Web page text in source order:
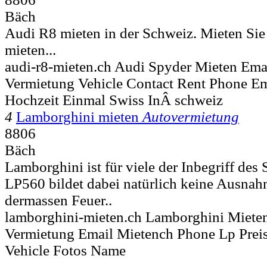
Bäch
Audi R8 mieten in der Schweiz. Mieten
mieten...
audi-r8-mieten.ch Audi Spyder Mieten
Vermietung Vehicle Contact Rent Phone
Hochzeit Einmal Swiss InÂ schweiz
4 Lamborghini mieten Autovermietung
8806
Bäch
Lamborghini ist für viele der Inbegriff des
LP560 bildet dabei natürlich keine
dermassen Feuer..
lamborghini-mieten.ch Lamborghini
Vermietung Email Mietench Phone Lp
Vehicle Fotos Name